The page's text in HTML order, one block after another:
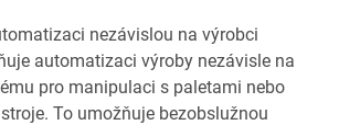
nezávislou na výrobci
automatizaci výroby nezávisle na
pro manipulaci s paletami nebo
To umožňuje bezobslužnou